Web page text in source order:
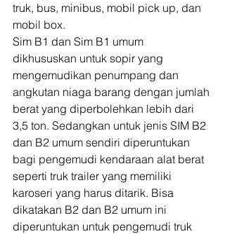
truk, bus, minibus, mobil pick up, dan
mobil box.
Sim B1 dan Sim B1 umum
dikhususkan untuk sopir yang
mengemudikan penumpang dan
angkutan niaga barang dengan jumlah
berat yang diperbolehkan lebih dari
3,5 ton. Sedangkan untuk jenis SIM B2
dan B2 umum sendiri diperuntukan
bagi pengemudi kendaraan alat berat
seperti truk trailer yang memiliki
karoseri yang harus ditarik. Bisa
dikatakan B2 dan B2 umum ini
diperuntukan untuk pengemudi truk